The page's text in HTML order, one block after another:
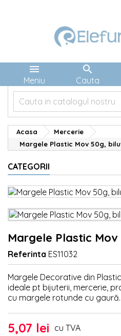

Meniu

Cauta
Acasa
Mercerie
Margele Plastic Mov 50g,
CATEGORII
Margele Plastic
Referinta ES11032
Margele Decorative din
ideale pt bijuterii, mercerie,
cu margele rotunde cu gaură.
5,07 lei cu TVA